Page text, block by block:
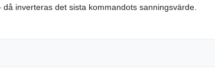
då inverteras det sista kommandots sanningsvärde.